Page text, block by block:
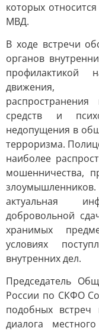
которых
МВД.
В ходе встречи
органов
профилактикой
движения,
средств и
недопущения в
терроризма.
наиболее
мошенничества,
актуальная
добровольной
хранимых
условиях
внутренних дел.
Председатель
России по СКФО
подобных встреч
диалога